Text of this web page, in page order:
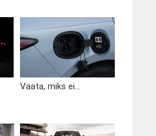
Vaata, miks ei...